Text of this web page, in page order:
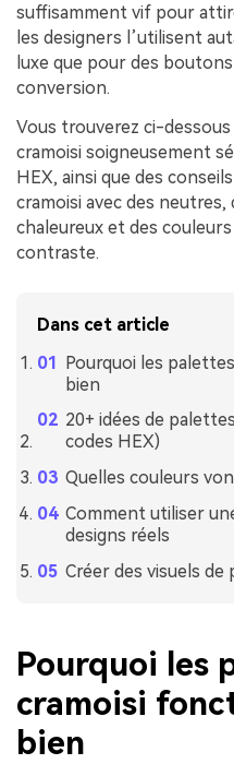
suffisamment vif pour
les designers l’utilisent
luxe que pour des
conversion.
Vous trouverez ci-dessous
cramoisi soigneusement
HEX, ainsi que des
cramoisi avec des
chaleureux et des
contraste.
Dans cet article
Pourquoi les
bien
20+ idées de
codes HEX)
Quelles couleurs
Comment utiliser
designs réels
Créer des visuels de
Pourquoi les
cramoisi
bien